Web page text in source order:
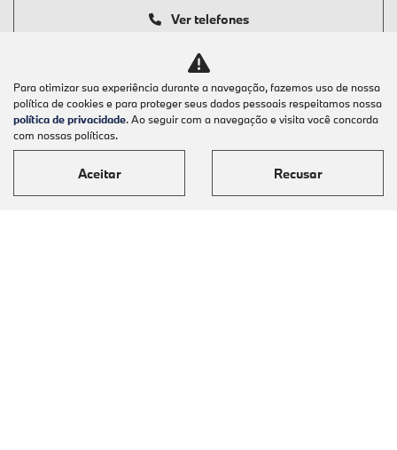
Ver telefones
Para otimizar sua experiência durante a navegação, fazemos uso de nossa
política de cookies e para proteger seus dados pessoais respeitamos nossa
política de privacidade. Ao seguir com a navegação e visita você concorda
com nossas políticas.
Aceitar Recusar